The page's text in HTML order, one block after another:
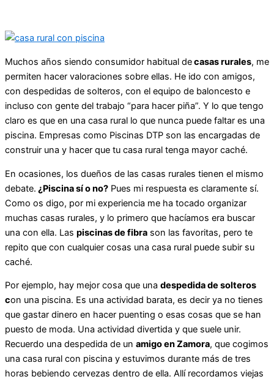
Muchos años siendo consumidor habitual decasas rurales, me
permiten hacer valoraciones sobre ellas. He ido con amigos,
con despedidas de solteros, con el equipo de baloncesto e
incluso con gente del trabajo “para hacer piña”. Y lo que tengo
claro es que en una casa rural lo que nunca puede faltar es una
piscina. Empresas como Piscinas DTP son las encargadas de
construir una y hacer que tu casa rural tenga mayor caché.
En ocasiones, los dueños de las casas rurales tienen el mismo
debate. ¿Piscina sí o no? Pues mi respuesta es claramente sí.
Como os digo, por mi experiencia me ha tocado organizar
muchas casas rurales, y lo primero que hacíamos era buscar
una con ella. Las piscinas de fibra son las favoritas, pero te
repito que con cualquier cosas una casa rural puede subir su
caché.
Por ejemplo, hay mejor cosa que una despedida de solteros
con una piscina. Es una actividad barata, es decir ya no tienes
que gastar dinero en hacer puenting o esas cosas que se han
puesto de moda. Una actividad divertida y que suele unir.
Recuerdo una despedida de un amigo en Zamora, que cogimos
una casa rural con piscina y estuvimos durante más de tres
horas bebiendo cervezas dentro de ella. Allí recordamos viejas